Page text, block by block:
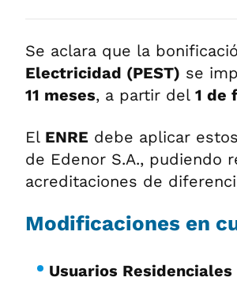
Se aclara que la
Electricidad (PEST) se
11 meses, a partir del 1 de
El ENRE debe aplicar
de Edenor S.A., pudiendo
acreditaciones de
Modificaciones en
Usuarios